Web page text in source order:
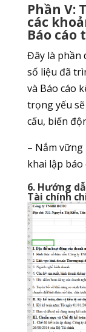
Phần V:
các
Báo cáo
Đây là phần
số liệu đã
và Báo cáo
trọng yếu
cấu, biến
– Nắm
khai lập
6. Hướng
Tài chính